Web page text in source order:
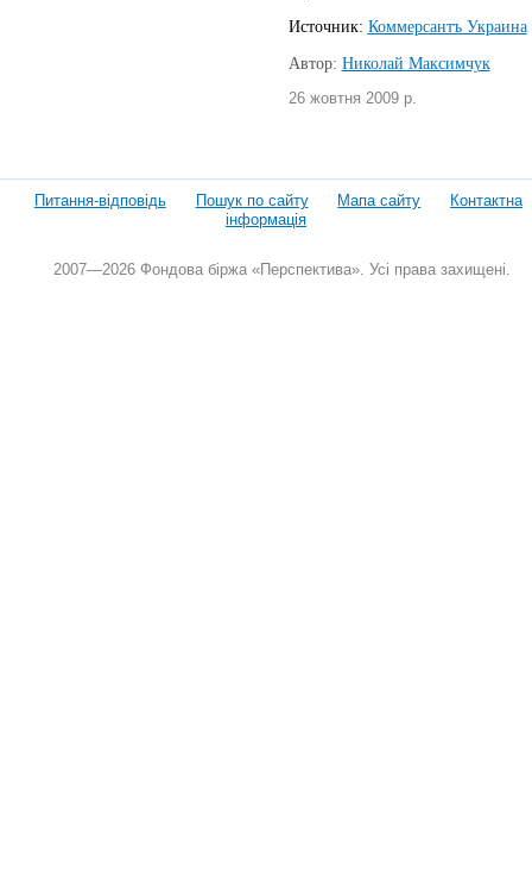
Источник: Коммерсантъ Украина
Автор: Николай Максимчук
26 жовтня 2009 р.
Питання-відповідь Пошук по сайту Мапа сайту
Контактна
інформація
2007—2026 Фондова біржа «Перспектива». Усі права захищені.